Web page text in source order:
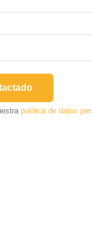
política de datos